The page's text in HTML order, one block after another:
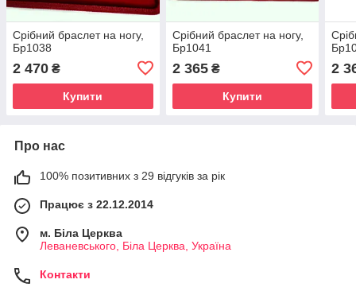
Срібний браслет на ногу,
Бр1038
2 470 ₴
Купити
Срібний браслет на ногу,
Бр1041
2 365₴
Купити
2
Про нас
100% позитивних з 29 відгуків за рік
Працює з 22.12.2014
м. Біла Церква
Леваневського, Біла Церква, Україна
Контакти